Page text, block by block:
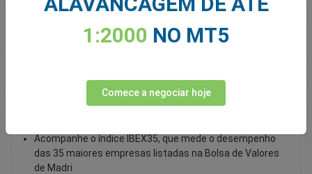
Acompanhe o índice IBEX35, que mede o desempenho
das 35 maiores empresas listadas na Bolsa de Valores
de Madri
1:2000 NO MT5
Comece a negociar hoje